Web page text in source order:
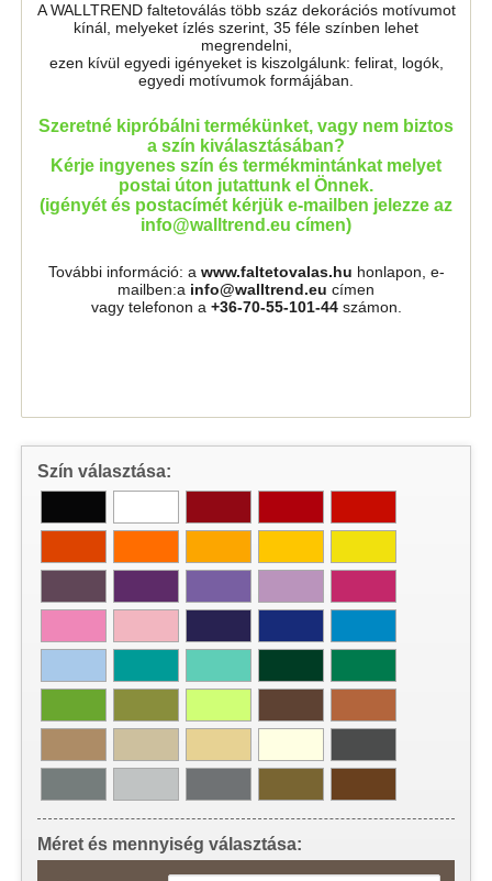
A WALLTREND faltetoválás több száz dekorációs motívumot
kínál, melyeket ízlés szerint, 35 féle színben lehet
megrendelni,
ezen kívül egyedi igényeket is kiszolgálunk: felirat, logók,
egyedi motívumok formájában.
Szeretné kipróbálni termékünket, vagy nem biztos
a szín kiválasztásában?
Kérje ingyenes szín és termékmintánkat melyet
postai úton jutattunk el Önnek.
(igényét és postacímét kérjük e-mailben jelezze az
info@walltrend.eu címen)
További információ: a www.faltetovalas.hu honlapon, e-
mailben:a info@walltrend.eu címen
vagy telefonon a +36-70-55-101-44 számon.
Szín választása:
Méret és mennyiség választása: